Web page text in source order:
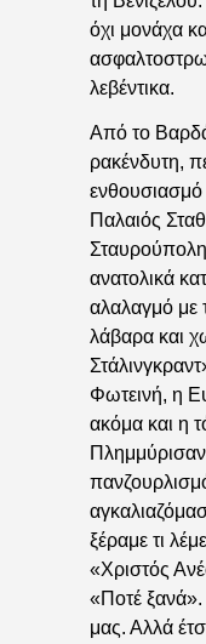
όχι μονάχα
λεβέντικα.
Από το
ρακένδυτη,
Παλαιός
ανατολικά
αλαλαγμό με
λάβαρα και
Φωτεινή, η
ακόμα και η
Πλημμύρισαν
ξέραμε τι
«Χριστός
«Ποτέ ξανά».
μας. Αλλά